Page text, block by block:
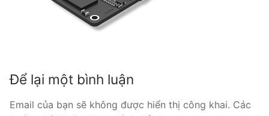
Tổng đài VoIP Yeastar S100
Tổng đài VoIP Yeastar S300
Tổng đài Yeastar Cloud
IPPBX FOR LARGE ENTERPRISES
Để lại một bình luận
Email của bạn sẽ không được hiển thị công khai. Các